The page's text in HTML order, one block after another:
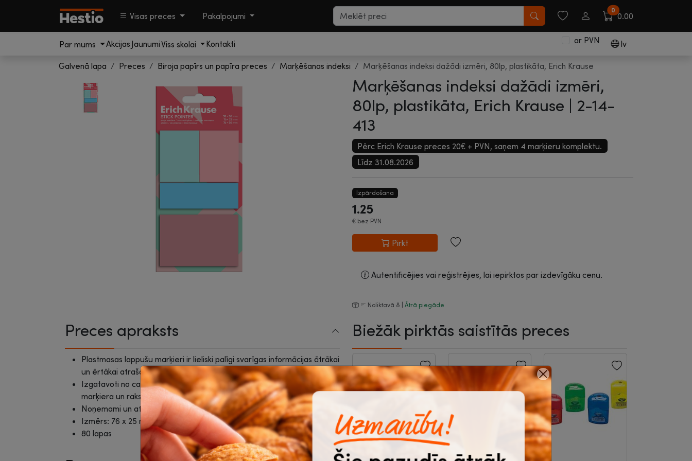
Visas preces Pakalpojumi
0
0.00
Par mums Akcijas JaunumiViss skolai Kontakti ar PVN lv
Galvenā lapa Preces Biroja papīrs un papīra preces Marķēšanas indeksi Marķēšanas indeksi dažādi izmēri, 80lp, plastikāta, Erich Krause
Marķēšanas indeksi dažādi izmēri,
80lp, plastikāta, Erich Krause | 2-14-
413
Pērc Erich Krause preces 20€ + PVN, saņem 4 marķieru komplektu.
Līdz 31.08.2026
Izpārdošana
1.25
€ bez PVN
Pirkt
Autentificējies vai reģistrējies, lai iepirktos par izdevīgāku cenu.
Noliktavā 8 | Ātrā piegāde
Preces apraksts
Plastmasas lappušu marķieri ir lieliski palīgi svarīgas informācijas ātrākai
un ērtākai atrašanai.
Izgatavoti no caurspīdīgas PET plēves, kas ļauj lasīt tekstu zem
marķiera un rakstīt uz tā virsmas.
Noņemami un atkārtoti pielīmējami, neatstāj pēdas.
Izmērs: 76 x 25 mm, 76 x 50 mm.
80 lapas
Biežāk pirktās saistītās preces